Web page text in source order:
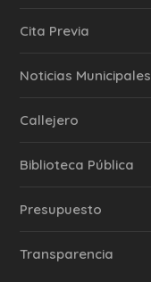
Cita Previa
‎Noticias Municipales
Callejero
Biblioteca Pública
Presupuesto
Transparencia